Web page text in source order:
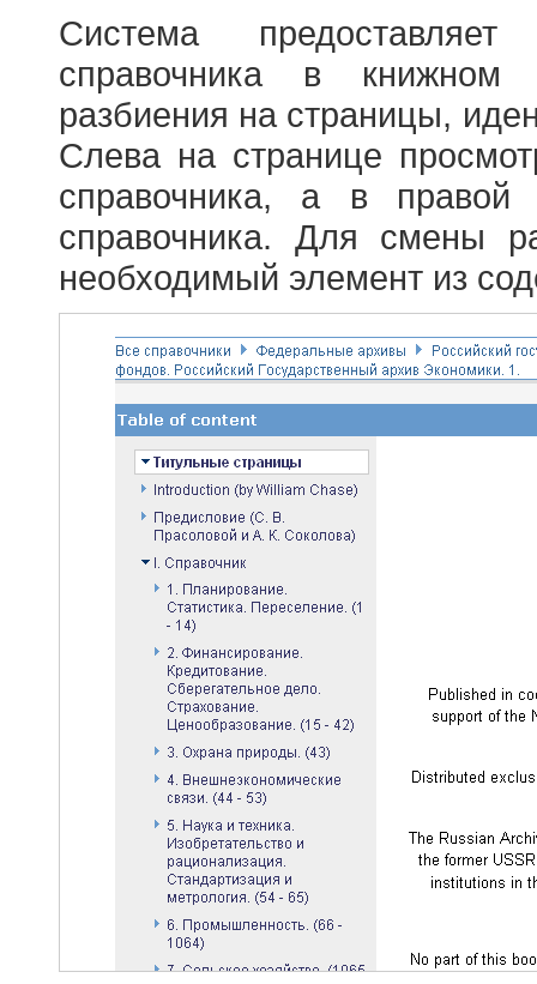
Система
справочника в
разбиения на страницы,
Слева на странице
справочника, а в правой
справочника. Для смены
необходимый элемент из